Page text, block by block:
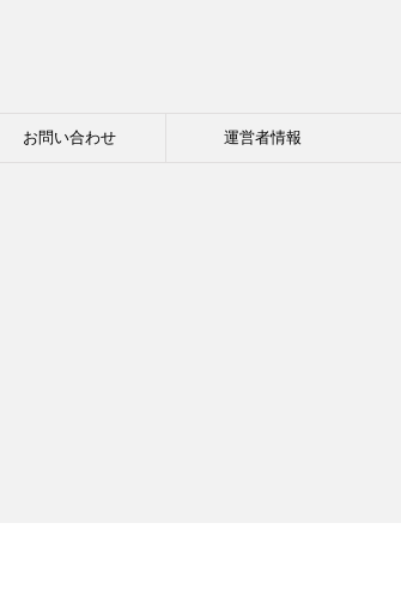
お問い合わせ 運営者情報